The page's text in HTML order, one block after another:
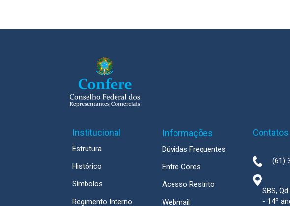
Institucional
Estrutura
Histórico
Símbolos
Regimento Interno
Informações
Dúvidas Frequentes
Entre Cores
Acesso Restrito
Webmail
Contatos
(61)
SBS,
- 14º